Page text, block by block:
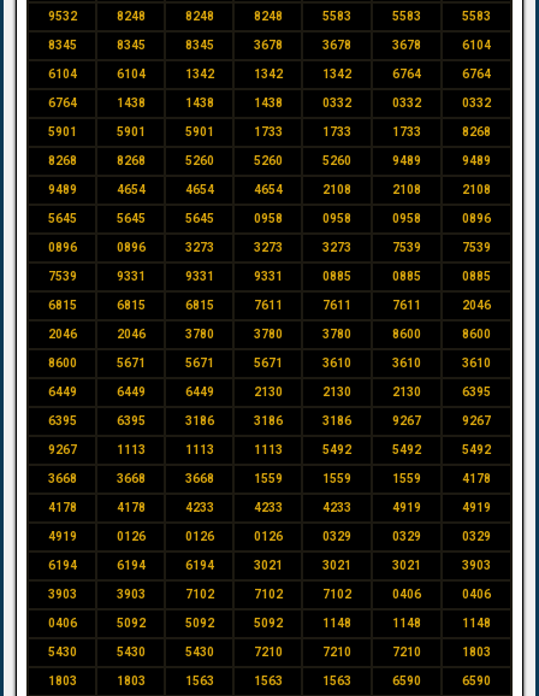
9532 8248 8248 8248 5583 5583 5583
8345 8345 8345 3678 3678 3678 6104
6104 6104 1342 1342 1342 6764 6764
6764 1438 1438 1438 0332 0332 0332
5901 5901 5901 1733 1733 1733 8268
8268 8268 5260 5260 5260 9489 9489
9489 4654 4654 4654 2108 2108 2108
5645 5645 5645 0958 0958 0958 0896
0896 0896 3273 3273 3273 7539 7539
7539 9331 9331 9331 0885 0885 0885
6815 6815 6815 7611 7611 7611 2046
2046 2046 3780 3780 3780 8600 8600
8600 5671 5671 5671 3610 3610 3610
6449 6449 6449 2130 2130 2130 6395
6395 6395 3186 3186 3186 9267 9267
9267 1113 1113 1113 5492 5492 5492
3668 3668 3668 1559 1559 1559 4178
4178 4178 4233 4233 4233 4919 4919
4919 0126 0126 0126 0329 0329 0329
6194 6194 6194 3021 3021 3021 3903
3903 3903 7102 7102 7102 0406 0406
0406 5092 5092 5092 1148 1148 1148
5430 5430 5430 7210 7210 7210 1803
1803 1803 1563 1563 1563 6590 6590